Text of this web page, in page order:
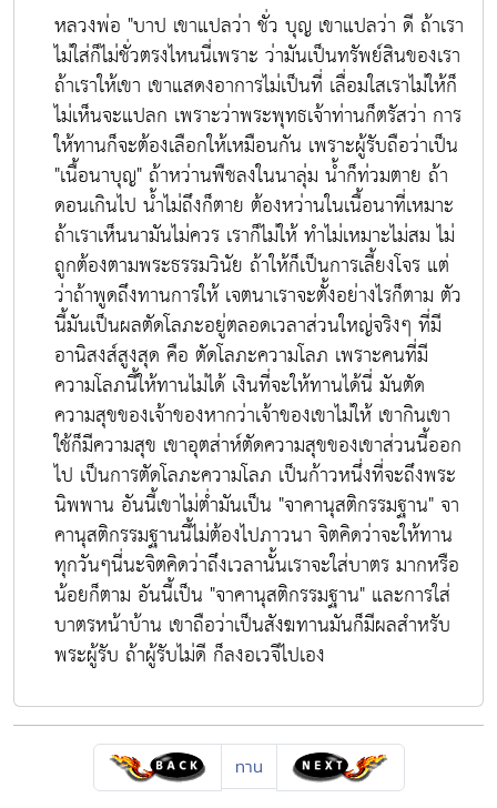
หลวงพ่อ "บาป เขาแปลว่า ชั่ว บุญ เขาแปลว่า ดี ถ้าเรา
ไม่ใส่ก็ไม่ชั่วตรงไหนนี่เพราะ ว่ามันเป็นทรัพย์สินของเรา
ถ้าเราให้เขา เขาแสดงอาการไม่เป็นที่ เลื่อมใสเราไม่ให้ก็
ไม่เห็นจะแปลก เพราะว่าพระพุทธเจ้าท่านก็ตรัสว่า การ
ให้ทานก็จะต้องเลือกให้เหมือนกัน เพราะผู้รับถือว่าเป็น
"เนื้อนาบุญ" ถ้าหว่านพืชลงในนาลุ่ม น้ำก็ท่วมตาย ถ้า
ดอนเกินไป น้ำไม่ถึงก็ตาย ต้องหว่านในเนื้อนาที่เหมาะ
ถ้าเราเห็นนามันไม่ควร เราก็ไม่ให้ ทำไม่เหมาะไม่สม ไม่
ถูกต้องตามพระธรรมวินัย ถ้าให้ก็เป็นการเลี้ยงโจร แต่
ว่าถ้าพูดถึงทานการให้ เจตนาเราจะตั้งอย่างไรก็ตาม ตัว
นี้มันเป็นผลตัดโลภะอยู่ตลอดเวลาส่วนใหญ่จริงๆ ที่มี
อานิสงส์สูงสุด คือ ตัดโลภะความโลภ เพราะคนที่มี
ความโลภนี้ให้ทานไม่ได้ เงินที่จะให้ทานได้นี่ มันตัด
ความสุขของเจ้าของหากว่าเจ้าของเขาไม่ให้ เขากินเขา
ใช้ก็มีความสุข เขาอุตส่าห์ตัดความสุขของเขาส่วนนี้ออก
ไป เป็นการตัดโลภะความโลภ เป็นก้าวหนึ่งที่จะถึงพระ
นิพพาน อันนี้เขาไม่ต่ำมันเป็น "จาคานุสติกรรมฐาน" จา
คานุสติกรรมฐานนี้ไม่ต้องไปภาวนา จิตคิดว่าจะให้ทาน
ทุกวันๆนี่นะจิตคิดว่าถึงเวลานั้นเราจะใส่บาตร มากหรือ
น้อยก็ตาม อันนี้เป็น "จาคานุสติกรรมฐาน" และการใส่
บาตรหน้าบ้าน เขาถือว่าเป็นสังฆทานมันก็มีผลสำหรับ
พระผู้รับ ถ้าผู้รับไม่ดี ก็ลงอเวจีไปเอง
ทาน